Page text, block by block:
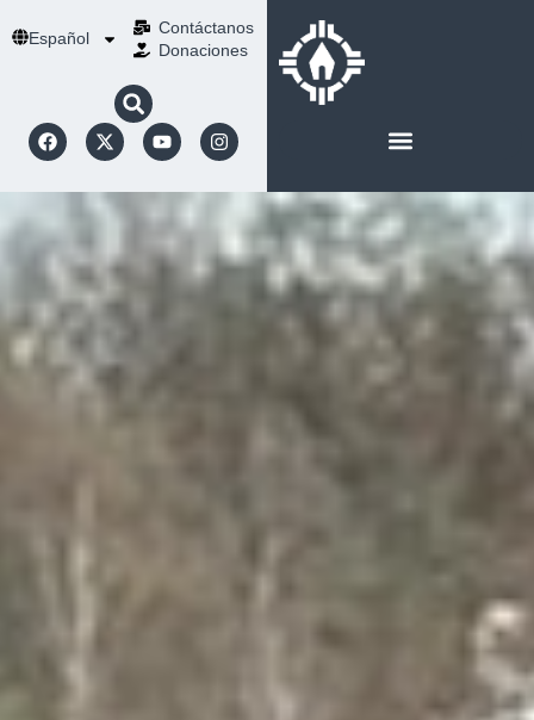
Español
Contáctanos
Donaciones